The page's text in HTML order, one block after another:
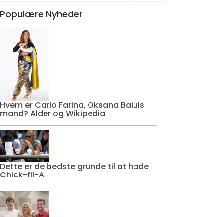
Populære Nyheder
Hvem er Carlo Farina, Oksana Baiuls
mand? Alder og Wikipedia
Dette er de bedste grunde til at hade
Chick-fil-A